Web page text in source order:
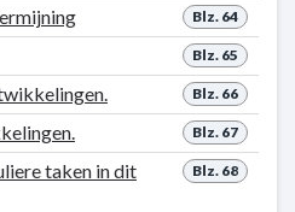
Blz. 64
Blz. 65
Blz. 66
Blz. 67
Blz. 68
taken in dit